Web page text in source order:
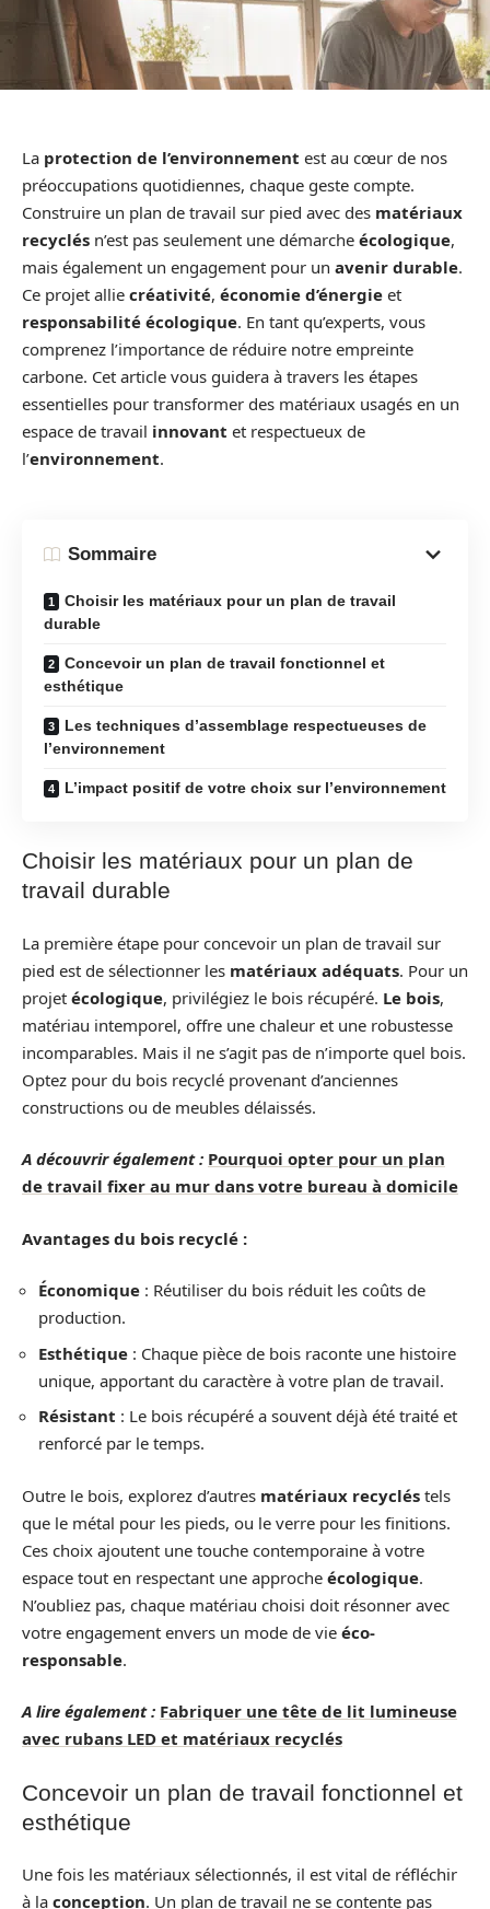
La protection de l’environnement est au cœur de nos
préoccupations quotidiennes, chaque geste compte.
Construire un plan de travail sur pied avec des matériaux
recyclés n’est pas seulement une démarche écologique,
mais également un engagement pour un avenir durable.
Ce projet allie créativité, économie d’énergie et
responsabilité écologique. En tant qu’experts, vous
comprenez l’importance de réduire notre empreinte
carbone. Cet article vous guidera à travers les étapes
essentielles pour transformer des matériaux usagés en un
espace de travail innovant et respectueux de
l’environnement.
Sommaire
Choisir les matériaux pour un plan de travail
durable
Concevoir un plan de travail fonctionnel et
esthétique
Les techniques d’assemblage respectueuses de
l’environnement
L’impact positif de votre choix sur l’environnement
Choisir les matériaux pour un plan de
travail durable
La première étape pour concevoir un plan de travail sur
pied est de sélectionner les matériaux adéquats. Pour un
projet écologique, privilégiez le bois récupéré. Le bois,
matériau intemporel, offre une chaleur et une robustesse
incomparables. Mais il ne s’agit pas de n’importe quel bois.
Optez pour du bois recyclé provenant d’anciennes
constructions ou de meubles délaissés.
A découvrir également : Pourquoi opter pour un plan
de travail fixer au mur dans votre bureau à domicile
Avantages du bois recyclé :
Économique : Réutiliser du bois réduit les coûts de
production.
Esthétique : Chaque pièce de bois raconte une histoire
unique, apportant du caractère à votre plan de travail.
Résistant : Le bois récupéré a souvent déjà été traité et
renforcé par le temps.
Outre le bois, explorez d’autres matériaux recyclés tels
que le métal pour les pieds, ou le verre pour les finitions.
Ces choix ajoutent une touche contemporaine à votre
espace tout en respectant une approche écologique.
N’oubliez pas, chaque matériau choisi doit résonner avec
votre engagement envers un mode de vie éco-
responsable.
A lire également : Fabriquer une tête de lit lumineuse
avec rubans LED et matériaux recyclés
Concevoir un plan de travail fonctionnel et
esthétique
Une fois les matériaux sélectionnés, il est vital de réfléchir
à la conception. Un plan de travail ne se contente pas